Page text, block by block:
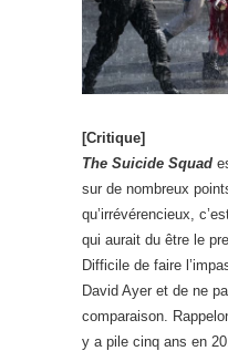
[Critique]
The Suicide Squad
sur de nombreux
qu’irrévérencieux,
qui aurait du être le
Difficile de faire
David Ayer et de ne
comparaison.
y a pile cinq ans en